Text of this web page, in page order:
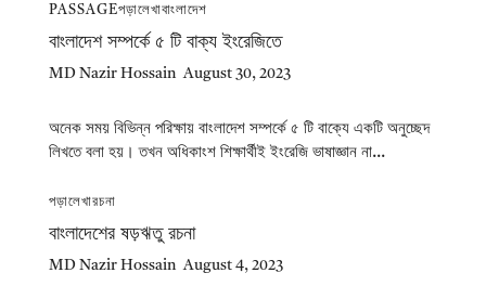
PASSAGEপড়ালেখাবাংলাদেশ
বাংলাদেশ সম্পর্কে ৫ টি বাক্য ইংরেজিতে
MD Nazir Hossain August 30, 2023
অনেক সময় বিভিন্ন পরিক্ষায় বাংলাদেশ সম্পর্কে ৫ টি বাক্যে একটি অনুচ্ছেদ
লিখতে বলা হয়। তখন অধিকাংশ শিক্ষার্থীই ইংরেজি ভাষাজ্ঞান না...
পড়ালেখারচনা
বাংলাদেশের ষড়ঋতু রচনা
MD Nazir Hossain August 4, 2023